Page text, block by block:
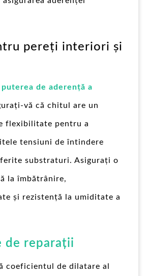
pereți interiori și
puterea de aderență a
vă că chitul are un
flexibilitate pentru a
tensiuni de întindere
substraturi. Asigurați o
la îmbătrânire,
și rezistență la umiditate a
de reparații
coeficientul de dilatare al